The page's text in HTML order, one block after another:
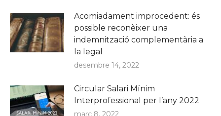
Acomiadament improcedent: és
possible reconèixer una
indemnització complementària a
la legal
desembre 14, 2022
Circular Salari Mínim
Interprofessional per l’any 2022
març 8, 2022